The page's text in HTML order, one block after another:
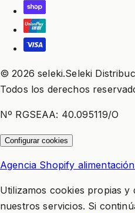
© 2026 seleki.Seleki
Todos los derechos
Nº RGSEAA: 40.095119/O
Configurar cookies
Agencia Shopify
Utilizamos cookies propias
nuestros servicios. Si